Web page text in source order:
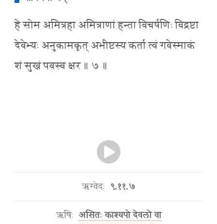
हे सोम अमित्रहा अमित्राणां हन्ता विचर्षणिः विद्रष्टा
देवेभ्यः अनुकामकृत् अभीष्टस्य कर्ता त्वं गवेस्माकं
शं सुखं पवस्व क्षर ॥ ७ ॥
ऋग्वेदः ९.११.७
ऋषिः असितः काश्यपो देवलो वा